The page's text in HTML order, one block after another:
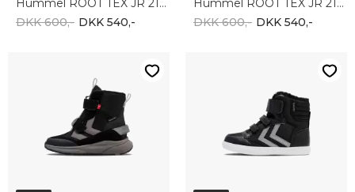
Hummel ROOT TEX JR 215422-2366
DKK 600,- DKK 540,-
Hummel ROOT TEX JR 215422-3016
DKK 600,- DKK 540,-